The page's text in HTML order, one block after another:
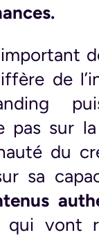
de
pas sur
du
sa
qui vont